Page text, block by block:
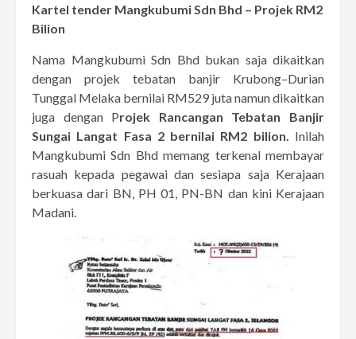
Kartel tender Mangkubumi Sdn Bhd – Projek RM2
Bilion
Nama Mangkubumi Sdn Bhd bukan saja dikaitkan
dengan projek tebatan banjir Krubong–Durian
Tunggal Melaka bernilai RM529 juta namun dikaitkan
juga dengan Projek Rancangan Tebatan Banjir
Sungai Langat Fasa 2 bernilai RM2 bilion. Inilah
Mangkubumi Sdn Bhd memang terkenal membayar
rasuah kepada pegawai dan sesiapa saja Kerajaan
berkuasa dari BN, PH 01, PN-BN dan kini Kerajaan
Madani.